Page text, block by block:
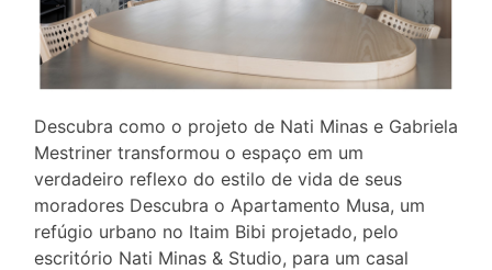
Descubra como o projeto de Nati Minas e Gabriela
Mestriner transformou o espaço em um
verdadeiro reflexo do estilo de vida de seus
moradores Descubra o Apartamento Musa, um
refúgio urbano no Itaim Bibi projetado, pelo
escritório Nati Minas & Studio, para um casal